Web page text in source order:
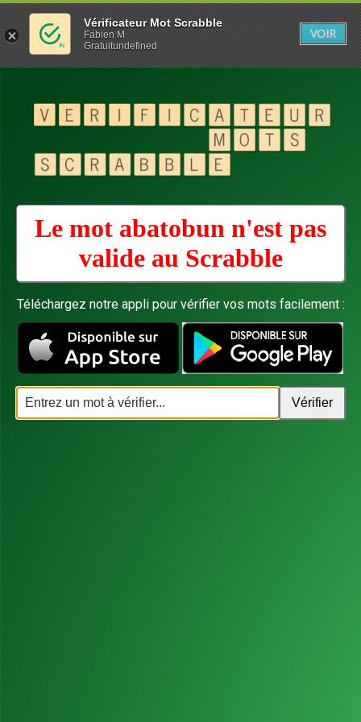
Le mot abatobun n'est pas
valide au Scrabble
Téléchargez notre appli pour vérifier vos mots facilement :
Vérificateur Mot Scrabble
Fabien M
Gratuitundefined
VOIR